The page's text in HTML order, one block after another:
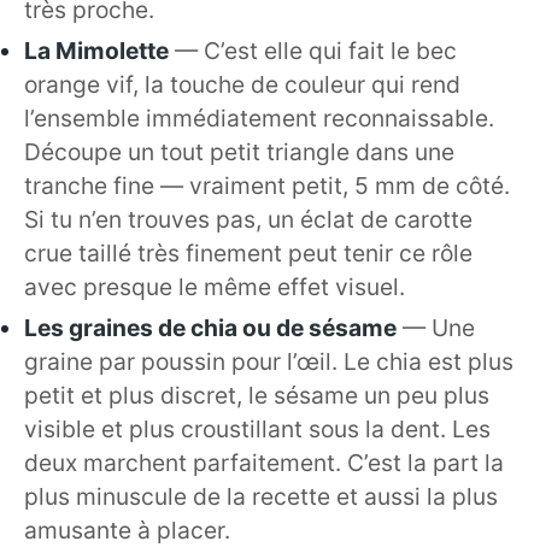
très proche.
La Mimolette — C’est elle qui fait le bec
orange vif, la touche de couleur qui rend
l’ensemble immédiatement reconnaissable.
Découpe un tout petit triangle dans une
tranche fine — vraiment petit, 5 mm de côté.
Si tu n’en trouves pas, un éclat de carotte
crue taillé très finement peut tenir ce rôle
avec presque le même effet visuel.
Les graines de chia ou de sésame — Une
graine par poussin pour l’œil. Le chia est plus
petit et plus discret, le sésame un peu plus
visible et plus croustillant sous la dent. Les
deux marchent parfaitement. C’est la part la
plus minuscule de la recette et aussi la plus
amusante à placer.